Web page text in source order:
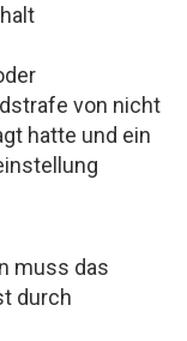
von nicht
hatte und ein
muss das
durch